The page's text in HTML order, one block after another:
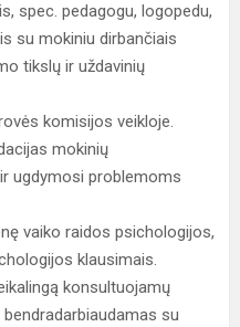
spec. pedagogu, logopedu,
su mokiniu dirbančiais
tikslų ir uždavinių
komisijos veikloje.
mokinių
ugdymosi problemoms
vaiko raidos psichologijos,
klausimais.
konsultuojamų
su